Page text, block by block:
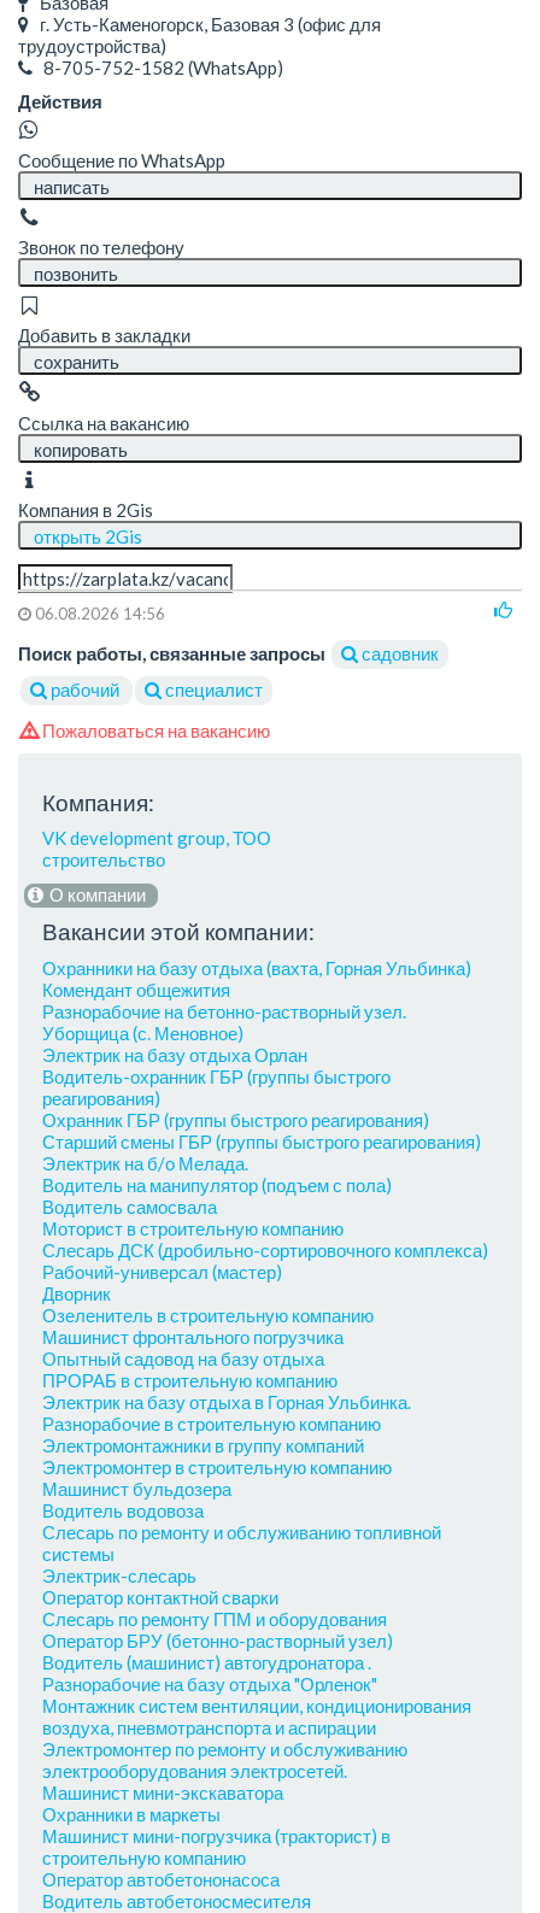
г. Усть-Каменогорск, Базовая 3 (офис для
трудоустройства)
8-705-752-1582 (WhatsApp)
Действия
Сообщение по WhatsApp
написать
Звонок по телефону
позвонить
Добавить в закладки
сохранить
Ссылка на вакансию
копировать
Компания в 2Gis
открыть 2Gis
06.08.2026 14:56
Поиск работы, связанные запросы
садовник
рабочий
специалист
Пожаловаться на вакансию
Компания:
VK development group, ТОО
строительство
О компании
Вакансии этой компании:
Охранники на базу отдыха (вахта, Горная Ульбинка)
Комендант общежития
Разнорабочие на бетонно-растворный узел.
Уборщица (с. Меновное)
Электрик на базу отдыха Орлан
Водитель-охранник ГБР (группы быстрого
реагирования)
Охранник ГБР (группы быстрого реагирования)
Старший смены ГБР (группы быстрого реагирования)
Электрик на б/о Мелада.
Водитель на манипулятор (подъем с пола)
Водитель самосвала
Моторист в строительную компанию
Слесарь ДСК (дробильно-сортировочного комплекса)
Рабочий-универсал (мастер)
Дворник
Озеленитель в строительную компанию
Машинист фронтального погрузчика
Опытный садовод на базу отдыха
ПРОРАБ в строительную компанию
Электрик на базу отдыха в Горная Ульбинка.
Разнорабочие в строительную компанию
Электромонтажники в группу компаний
Электромонтер в строительную компанию
Машинист бульдозера
Водитель водовоза
Слесарь по ремонту и обслуживанию топливной
системы
Электрик-слесарь
Оператор контактной сварки
Слесарь по ремонту ГПМ и оборудования
Оператор БРУ (бетонно-растворный узел)
Водитель (машинист) автогудронатора .
Разнорабочие на базу отдыха "Орленок"
Монтажник систем вентиляции, кондиционирования
воздуха, пневмотранспорта и аспирации
Электромонтер по ремонту и обслуживанию
электрооборудования электросетей.
Машинист мини-экскаватора
Охранники в маркеты
Машинист мини-погрузчика (тракторист) в
строительную компанию
Оператор автобетононасоса
Водитель автобетоносмесителя